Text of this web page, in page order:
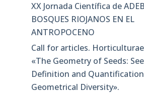
XX Jornada Científica de
BOSQUES RIOJANOS EN EL
ANTROPOCENO
Call for articles.
«The Geometry of Seeds:
Definition and
Geometrical Diversity»​.